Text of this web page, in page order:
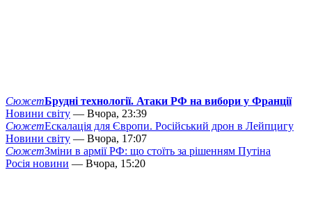
СюжетБрудні технології. Атаки РФ на вибори у Франції
Новини світу — Вчора, 23:39
СюжетЕскалація для Європи. Російський дрон в Лейпцигу
Новини світу — Вчора, 17:07
СюжетЗміни в армії РФ: що стоїть за рішенням Путіна
Росія новини — Вчора, 15:20